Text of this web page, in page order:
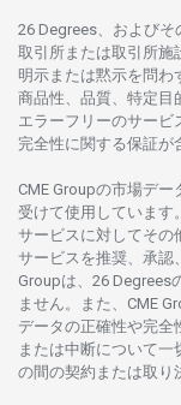
26 Degrees、 およびそ
取引所または取引所施
明示または黙示を問わ
商品性、品質、 特定目
エラーフリーのサービ
完全性に関する保証が
CME Groupの市場デー
受けて使用しています。
サービスに対してその
サービスを推奨、承認
Groupは、26 Degrees
ません。また、CME
データの正確性や完全
または中断について一
の間の契約または取り